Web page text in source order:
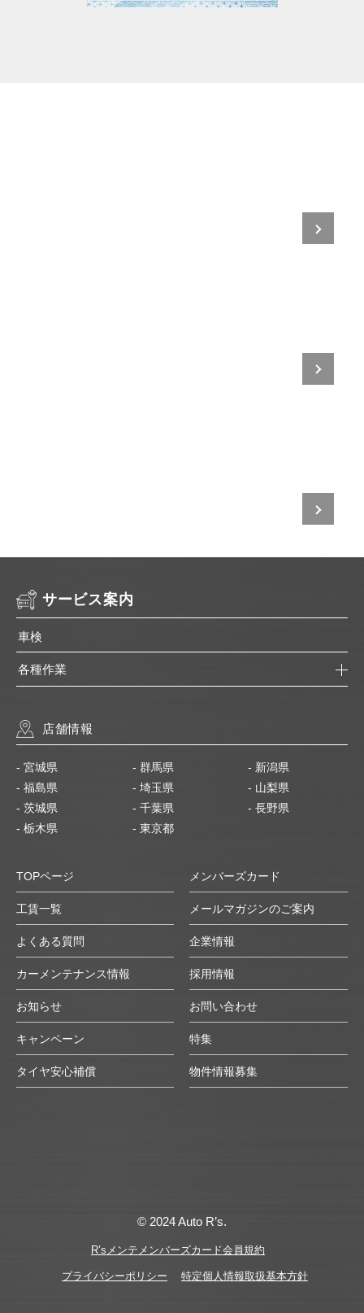
サービス案内
車検
各種作業
店舗情報
- 宮城県
- 福島県
- 茨城県
- 栃木県
- 群馬県
- 埼玉県
- 千葉県
- 東京都
- 新潟県
- 山梨県
- 長野県
TOPページ メンバーズカード
工賃一覧 メールマガジンのご案内
よくある質問 企業情報
カーメンテナンス情報 採用情報
お知らせ お問い合わせ
キャンペーン 特集
タイヤ安心補償 物件情報募集
© 2024 Auto R’s.
R’sメンテメンバーズカード会員規約
プライバシーポリシー 特定個人情報取扱基本方針